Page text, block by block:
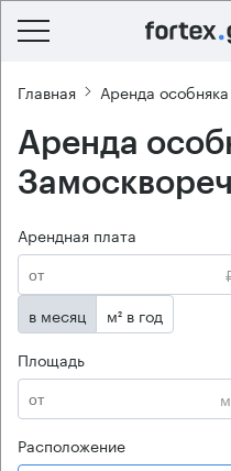
Главная Аренда
Аренда
Арендная плата
в месяц
м² в год
Площадь
Расположение